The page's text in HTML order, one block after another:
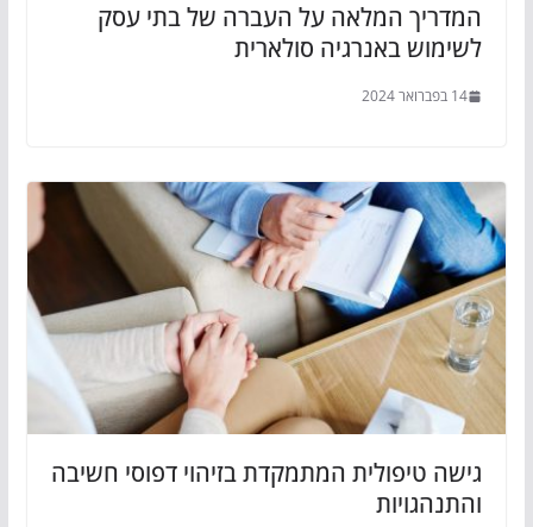
המדריך המלאה על העברה של בתי עסק
לשימוש באנרגיה סולארית
14 בפברואר 2024
גישה טיפולית המתמקדת בזיהוי דפוסי חשיבה
והתנהגויות